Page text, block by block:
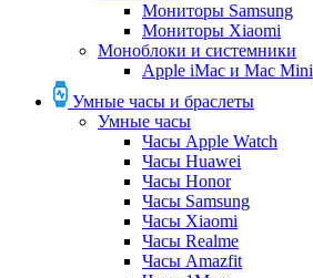
Мониторы Samsung
Мониторы Xiaomi
Моноблоки и системники
Apple iMac и Mac Mini
Умные часы и браслеты
Умные часы
Часы Apple Watch
Часы Huawei
Часы Honor
Часы Samsung
Часы Xiaomi
Часы Realme
Часы Amazfit